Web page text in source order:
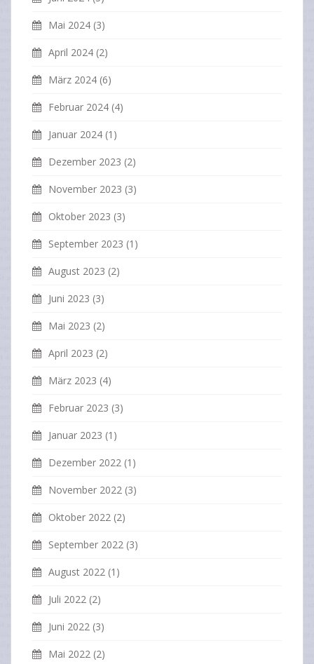
Mai 2024 (3)
April 2024 (2)
März 2024 (6)
Februar 2024 (4)
Januar 2024 (1)
Dezember 2023 (2)
November 2023 (3)
Oktober 2023 (3)
September 2023 (1)
August 2023 (2)
Juni 2023 (3)
Mai 2023 (2)
April 2023 (2)
März 2023 (4)
Februar 2023 (3)
Januar 2023 (1)
Dezember 2022 (1)
November 2022 (3)
Oktober 2022 (2)
September 2022 (3)
August 2022 (1)
Juli 2022 (2)
Juni 2022 (3)
Mai 2022 (2)